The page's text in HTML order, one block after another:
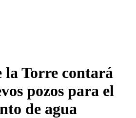
Torre contará
pozos para el
de agua